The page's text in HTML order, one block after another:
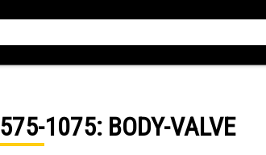
575-1075: BODY-VALVE